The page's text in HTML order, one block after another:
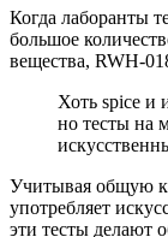
Когда лаборанты
большое
вещества, RWH-
Хоть spice и
но тесты на
Учитывая общую
употребляет
эти тесты делают